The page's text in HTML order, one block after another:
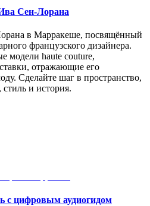
Сен-Лорана
в Марракеше, посвящённый
французского дизайнера.
модели haute couture,
отражающие его
Сделайте шаг в пространство,
стиль и история.
цифровым аудиогидом